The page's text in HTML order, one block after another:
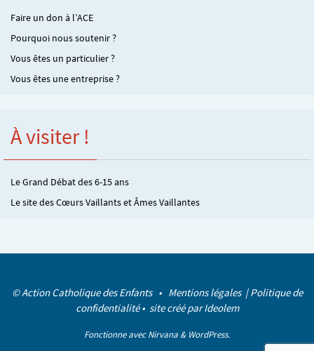
Faire un don à l’ACE
Pourquoi nous soutenir ?
Vous êtes un particulier ?
Vous êtes une entreprise ?
À visiter !
Le Grand Débat des 6-15 ans
Le site des Cœurs Vaillants et Âmes Vaillantes
© Action Catholique des Enfants • Mentions légales |Politique de
confidentialité• site créé parIdeolem
Fonctionne avecNirvana & WordPress.